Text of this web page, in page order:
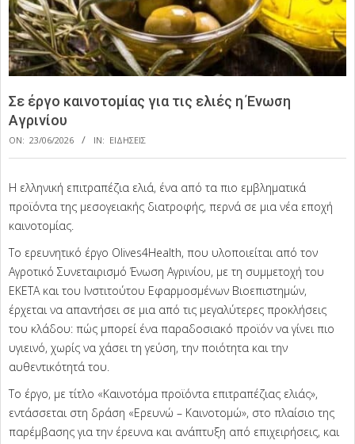
Σε έργο καινοτομίας για τις ελιές η Ένωση
Αγρινίου
ON: 23/06/2026 IN: ΕΙΔΗΣΕΙΣ
Η ελληνική επιτραπέζια ελιά, ένα από τα πιο εμβληματικά
προϊόντα της μεσογειακής διατροφής, περνά σε μια νέα εποχή
καινοτομίας.
Το ερευνητικό έργο Olives4Health, που υλοποιείται από τον
Αγροτικό Συνεταιρισμό Ένωση Αγρινίου, με τη συμμετοχή του
ΕΚΕΤΑ και του Ινστιτούτου Εφαρμοσμένων Βιοεπιστημών,
έρχεται να απαντήσει σε μια από τις μεγαλύτερες προκλήσεις
του κλάδου: πώς μπορεί ένα παραδοσιακό προϊόν να γίνει πιο
υγιεινό, χωρίς να χάσει τη γεύση, την ποιότητα και την
αυθεντικότητά του.
Το έργο, με τίτλο «Καινοτόμα προϊόντα επιτραπέζιας ελιάς»,
εντάσσεται στη δράση «Ερευνώ – Καινοτομώ», στο πλαίσιο της
παρέμβασης για την έρευνα και ανάπτυξη από επιχειρήσεις, και